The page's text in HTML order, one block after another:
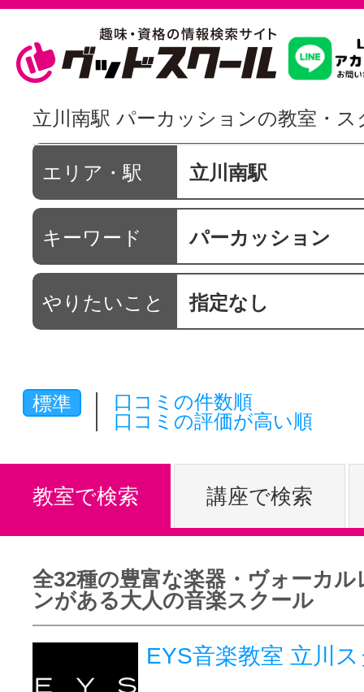
習いたいこ
スクールを
駅・路線か
通信講座を
体験レッス
やりたいこ
特集をみる
グッドスク
立川南駅 パーカッションの教室・ス
エリア・駅 立川南駅
キーワード パーカッション
やりたいこと 指定なし
標準
口コミの件数順
口コミの評価が高い順
教室で検索 講座で検索
全32種の豊富な楽器・ヴォーカル
ンがある大人の音楽スクール
EYS音楽教室 立川